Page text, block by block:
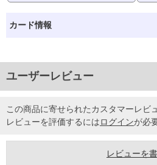
カード情報
ユーザーレビュー
この商品に寄せられたカスタマーレビ
レビューを評価するにはログインが必
レビューを書